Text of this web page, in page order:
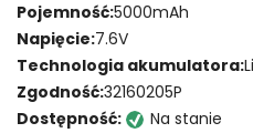
Pojemność:5000mAh
Napięcie:7.6V
Technologia akumulatora:
Zgodność:32160205P
Dostępność:
Na stanie